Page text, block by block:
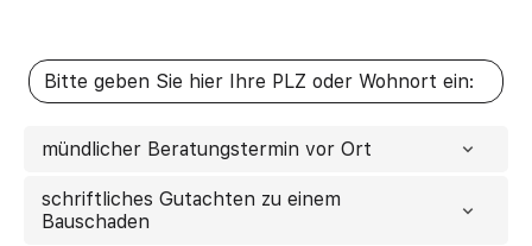
mündlicher Beratungstermin vor Ort
schriftliches Gutachten zu einem
Bauschaden